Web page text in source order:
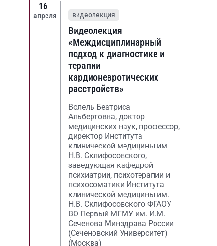
16
апреля видеолекция
Видеолекция
«Междисциплинарный
подход к диагностике и
терапии
кардионевротических
расстройств»
Волель Беатриса
Альбертовна, доктор
медицинских наук, профессор,
директор Института
клинической медицины им.
Н.В. Склифосовского,
заведующая кафедрой
психиатрии, психотерапии и
психосоматики Института
клинической медицины им.
Н.В. Склифосовского ФГАОУ
ВО Первый МГМУ им. И.М.
Сеченова Минздрава России
(Сеченовский Университет)
(Москва)